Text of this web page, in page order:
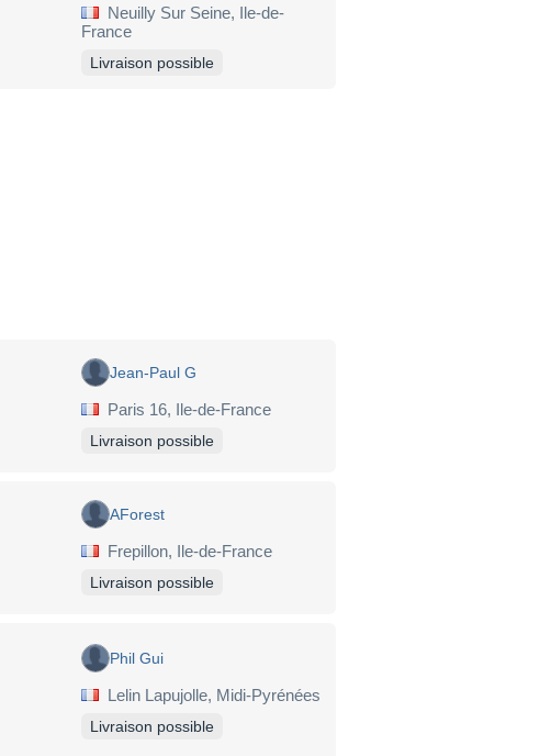
Neuilly Sur Seine, Ile-de-
France
Livraison possible
Jean-Paul G
Paris 16, Ile-de-France
Livraison possible
AForest
Frepillon, Ile-de-France
Livraison possible
Phil Gui
Lelin Lapujolle, Midi-Pyrénées
Livraison possible